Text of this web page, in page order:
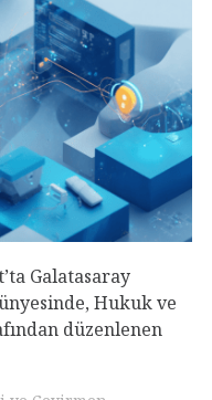
Galatasaray
Hukuk ve
düzenlenen